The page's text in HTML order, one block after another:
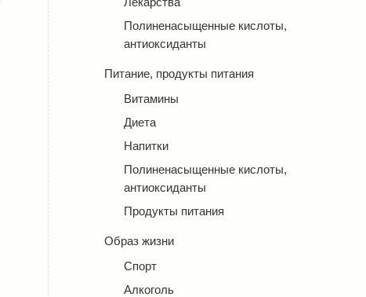
Полиненасыщенные кислоты,
антиоксиданты
Питание, продукты питания
Витамины
Диета
Напитки
Полиненасыщенные кислоты,
антиоксиданты
Продукты питания
Образ жизни
Спорт
Алкоголь